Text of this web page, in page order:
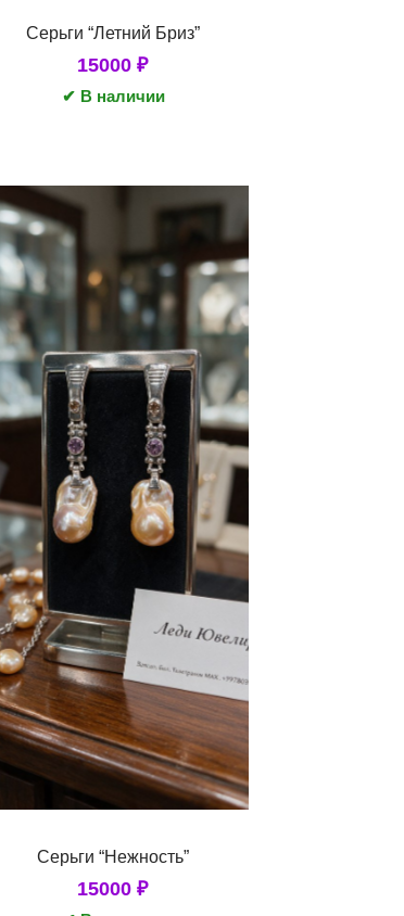
Серьги “Летний Бриз”
15000 ₽
✔ В наличии
Серьги “Нежность”
15000 ₽